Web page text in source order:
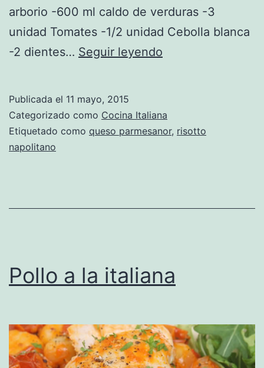
arborio -600 ml caldo de verduras -3
unidad Tomates -1/2 unidad Cebolla blanca
-2 dientes… Seguir leyendo
Publicada el 11 mayo, 2015
Categorizado como Cocina Italiana
Etiquetado como queso parmesanor, risotto
napolitano
Pollo a la italiana